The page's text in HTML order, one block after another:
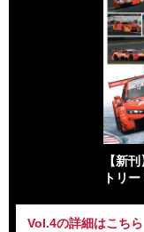
【新
トリ
Vol.4の詳細はこちら